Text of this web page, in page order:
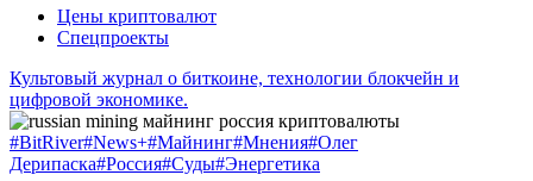
Цены криптовалют
Спецпроекты
Культовый журнал о биткоине, технологии блокчейн и
цифровой экономике.
#BitRiver#News+#Майнинг#Мнения#Олег
Дерипаска#Россия#Суды#Энергетика